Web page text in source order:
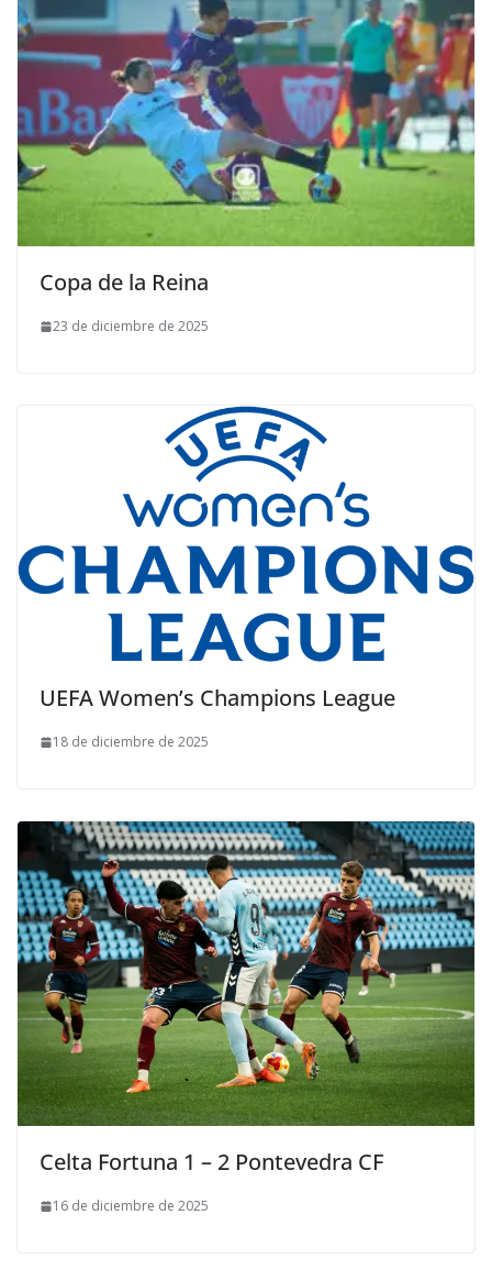
Copa de la Reina
23 de diciembre de 2025
UEFA Women’s Champions League
18 de diciembre de 2025
Celta Fortuna 1 – 2 Pontevedra CF
16 de diciembre de 2025